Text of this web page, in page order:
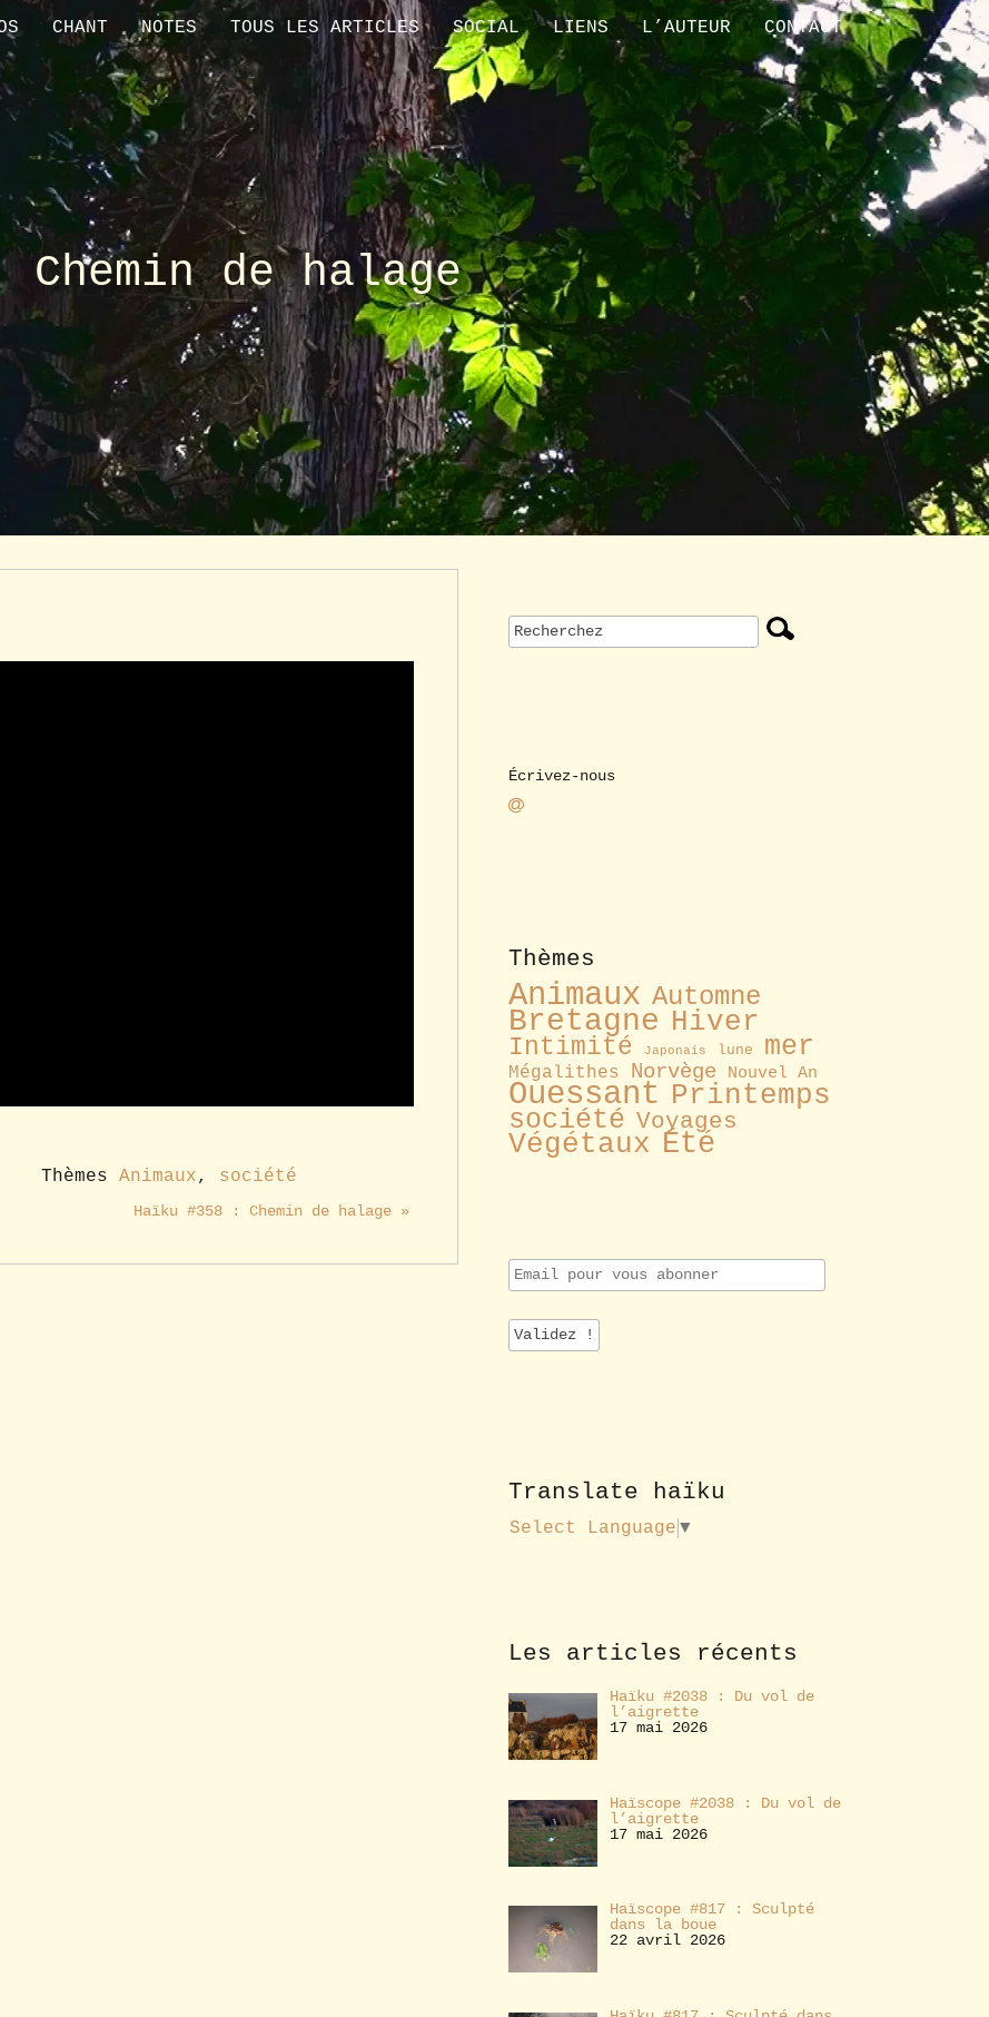
CHANT NOTES TOUS LES ARTICLES SOCIAL LIENS L’AUTEUR CONTACT
Chemin de halage
Thèmes Animaux, société
Haïku #358 : Chemin de halage »
Écrivez-nous
Thèmes
Animaux Automne
Bretagne Hiver
Intimité Japonais lune mer
Mégalithes Norvège Nouvel An
Ouessant Printemps
société Voyages
Végétaux Été
E
m
i
l
o
u
s
e
Translate haïku
Select Language ▼
Les articles récents
Haïku #2038 : Du vol de
l’aigrette
17 mai 2026
Haïscope #2038 : Du vol de
l’aigrette
17 mai 2026
Haïscope #817 : Sculpté
dans la boue
22 avril 2026